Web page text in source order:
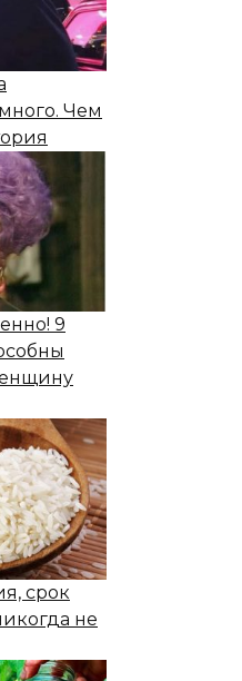
Чем
9
срок
не